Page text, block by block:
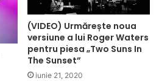
(VIDEO) Urmărește noua
versiune a lui Roger Waters
pentru piesa „Two Suns In
The Sunset”
iunie 21, 2020